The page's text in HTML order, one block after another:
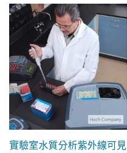
實驗室水質分析紫外線可見